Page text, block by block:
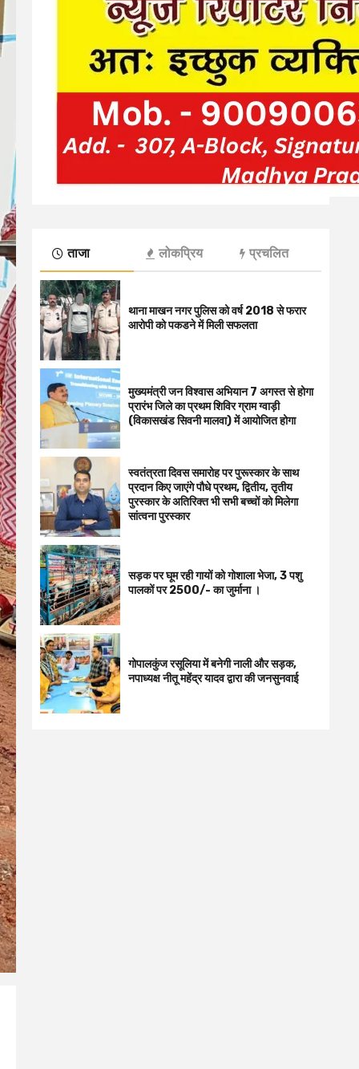
ताजा लोकप्रिय प्रचलित
थाना माखन नगर पुलिस को वर्ष 2018 से फरार
आरोपी को पकडने में मिली सफलता
मुख्यमंत्री जन विश्वास अभियान 7 अगस्त से होगा
प्रारंभ जिले का प्रथम शिविर ग्राम ग्वाड़ी
(विकासखंड सिवनी मालवा) में आयोजित होगा
स्वतंत्रता दिवस समारोह पर पुरूस्‍कार के साथ
प्रदान किए जाएंगे पौधे प्रथम, द्वितीय, तृतीय
पुरस्कार के अतिरिक्त भी सभी बच्चों को मिलेगा
सांत्वना पुरस्कार
सड़क पर घूम रही गायों को गोशाला भेजा, 3 पशु
पालकों पर 2500/- का जुर्माना ।
गोपालकुंज रसूलिया में बनेगी नाली और सड़क,
नपाध्यक्ष नीतू महेंद्र यादव द्वारा की जनसुनवाई